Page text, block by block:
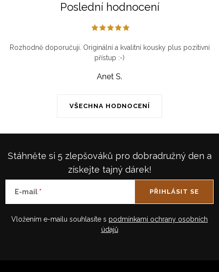
Poslední hodnocení
VŠECHNA HODNOCENÍ
Rozhodně doporučuji. Originální a kvalitní kousky plus pozitivní
přístup :-)
Anet S.
Stáhněte si 5 zlepšováků pro dobradružný den a
získejte tajný dárek!
E-mail
Vložením e-mailu souhlasíte s podmínkami ochrany osobních
údajů
PŘIHLÁSIT SE